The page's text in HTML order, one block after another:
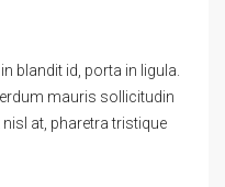
blandit id, porta in ligula.
mauris sollicitudin
at, pharetra tristique